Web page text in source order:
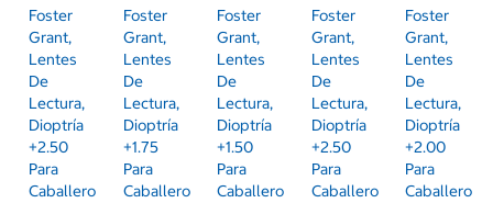
Foster
Grant,
Lentes
De
Lectura,
Dioptría
+2.50
Para
Caballero
Foster
Grant,
Lentes
De
Lectura,
Dioptría
+1.75
Para
Caballero
Foster
Grant,
Lentes
De
Lectura,
Dioptría
+1.50
Para
Caballero
Foster
Grant,
Lentes
De
Lectura,
Dioptría
+2.50
Para
Caballero
Foster
Grant,
Lentes
De
Lectura,
Dioptría
+2.00
Para
Caballero